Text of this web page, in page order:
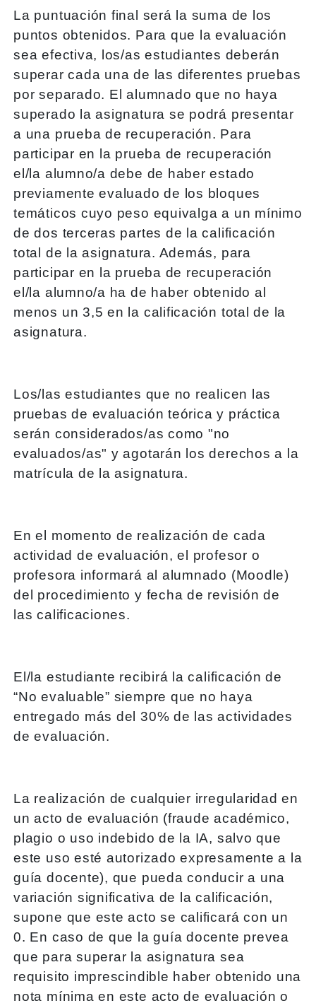
La puntuación final será la suma de los
puntos obtenidos. Para que la evaluación
sea efectiva, los/as estudiantes deberán
superar cada una de las diferentes pruebas
por separado. El alumnado que no haya
superado la asignatura se podrá presentar
a una prueba de recuperación. Para
participar en la prueba de recuperación
el/la alumno/a debe de haber estado
previamente evaluado de los bloques
temáticos cuyo peso equivalga a un mínimo
de dos terceras partes de la calificación
total de la asignatura. Además, para
participar en la prueba de recuperación
el/la alumno/a ha de haber obtenido al
menos un 3,5 en la calificación total de la
asignatura.
Los/las estudiantes que no realicen las
pruebas de evaluación teórica y práctica
serán considerados/as como "no
evaluados/as" y agotarán los derechos a la
matrícula de la asignatura.
En el momento de realización de cada
actividad de evaluación, el profesor o
profesora informará al alumnado (Moodle)
del procedimiento y fecha de revisión de
las calificaciones.
El/la estudiante recibirá la calificación de
“No evaluable” siempre que no haya
entregado más del 30% de las actividades
de evaluación.
La realización de cualquier irregularidad en
un acto de evaluación (fraude académico,
plagio o uso indebido de la IA, salvo que
este uso esté autorizado expresamente a la
guía docente), que pueda conducir a una
variación significativa de la calificación,
supone que este acto se calificará con un
0. En caso de que la guía docente prevea
que para superar la asignatura sea
requisito imprescindible haber obtenido una
nota mínima en este acto de evaluación o